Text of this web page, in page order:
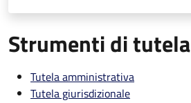
Strumenti di tutela
Tutela amministrativa
Tutela giurisdizionale